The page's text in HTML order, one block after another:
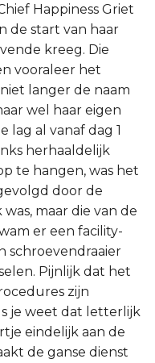
Happiness Griet
de start van haar
kreeg. Die
vooraleer het
langer de naam
wel haar eigen
lag al vanaf dag 1
herhaaldelijk
te hangen, was het
door de
maar die van de
er een facility-
schroevendraaier
Pijnlijk dat het
zijn
je weet dat letterlijk
eindelijk aan de
de ganse dienst